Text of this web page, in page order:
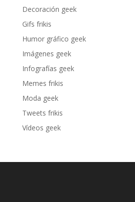
Decoración geek
Gifs frikis
Humor gráfico geek
Imágenes geek
Infografías geek
Memes frikis
Moda geek
Tweets frikis
Vídeos geek